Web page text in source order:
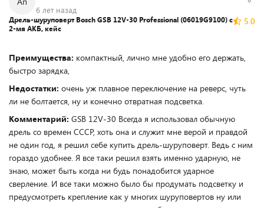
6 лет назад
5.0
Дрель-шуруповерт Bosch GSB 12V-30 Professional (06019G9100) с
2-мя АКБ, кейс
Преимущества: компактный, лично мне удобно его держать,
быстро зарядка,
Недостатки: очень уж плавное переключение на реверс, чуть
ли не болтается, ну и конечно отвратная подсветка.
Комментарий: GSB 12V-30 Всегда я использовал обычную
дрель со времен СССР, хоть она и служит мне верой и правдой
не один год, я решил себе купить дрель-шуруповерт. Ведь с ним
гораздо удобнее. Я все таки решил взять именно ударную, не
знаю, может быть когда ни будь понадобится ударное
сверление. И все таки можно было бы продумать подсветку и
предусмотреть крепление как у многих шуруповертов ну или